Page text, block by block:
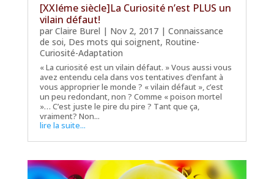
[XXIéme siècle]La Curiosité n’est PLUS un
vilain défaut!
par Claire Burel | Nov 2, 2017| Connaissance
de soi, Des mots qui soignent, Routine-
Curiosité-Adaptation
« La curiosité est un vilain défaut. » Vous aussi vous
avez entendu cela dans vos tentatives d’enfant à
vous approprier le monde ? « vilain défaut », c’est
un peu redondant, non ? Comme « poison mortel
»… C’est juste le pire du pire ? Tant que ça,
vraiment? Non...
lire la suite...